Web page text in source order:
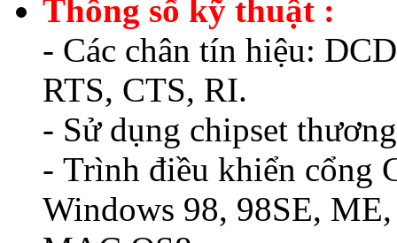
Thông số kỹ thuật :
- Các chân tín hiệu:
RTS, CTS, RI.
- Sử dụng chipset
- Trình điều khiển cổng
Windows 98, 98SE,